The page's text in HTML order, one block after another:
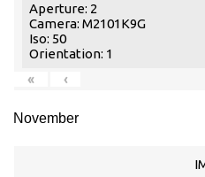
Aperture: 2
Camera: M2101K9G
Iso: 50
Orientation: 1
«
‹
November